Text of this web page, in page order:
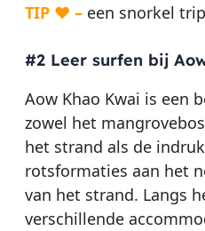
TIP ♥ –een snorkel
#2 Leer surfen bij
Aow Khao Kwai is een
zowel het
het strand als de
rotsformaties aan het
van het strand. Langs
verschillende